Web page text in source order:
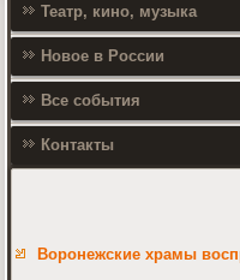
Театр, кино, музыка
Новое в России
Все события
Контакты
Воронежские храмы